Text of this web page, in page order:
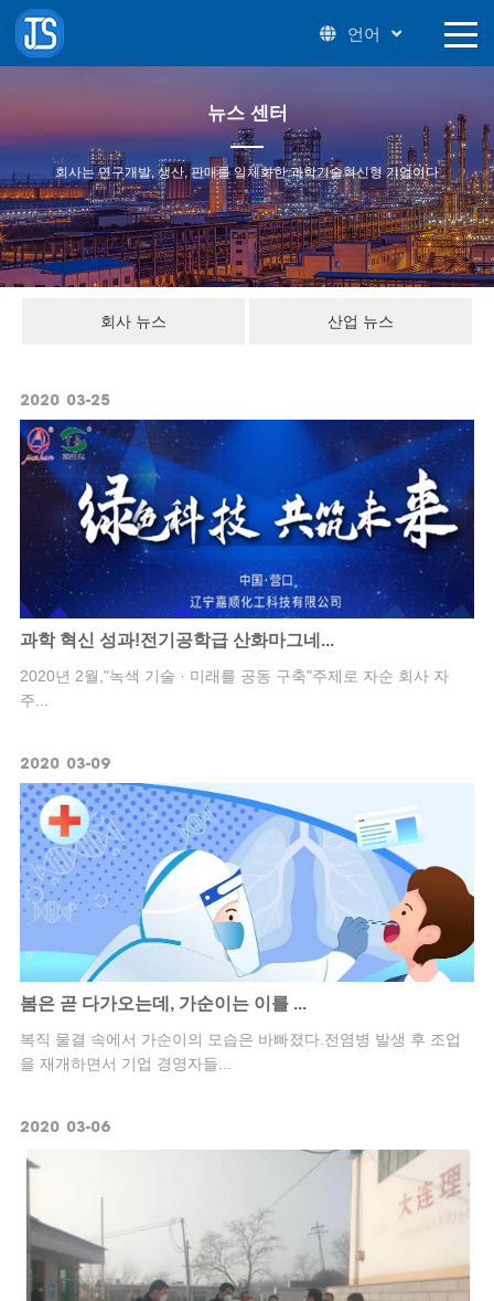
언어
뉴스 센터
회사는 연구개발, 생산, 판매를 일체화한 과학기술혁신형 기업이다
회사 뉴스 산업 뉴스
2020 03-25
과학 혁신 성과!전기공학급 산화마그네...
2020년 2월,"녹색 기술 · 미래를 공동 구축"주제로 자순 회사 자
주...
2020 03-09
봄은 곧 다가오는데, 가순이는 이를 ...
복직 물결 속에서 가순이의 모습은 바빠졌다.전염병 발생 후 조업
을 재개하면서 기업 경영자들...
2020 03-06